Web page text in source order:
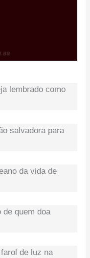
lembrado como
salvadora para
da vida de
de quem doa
de luz na